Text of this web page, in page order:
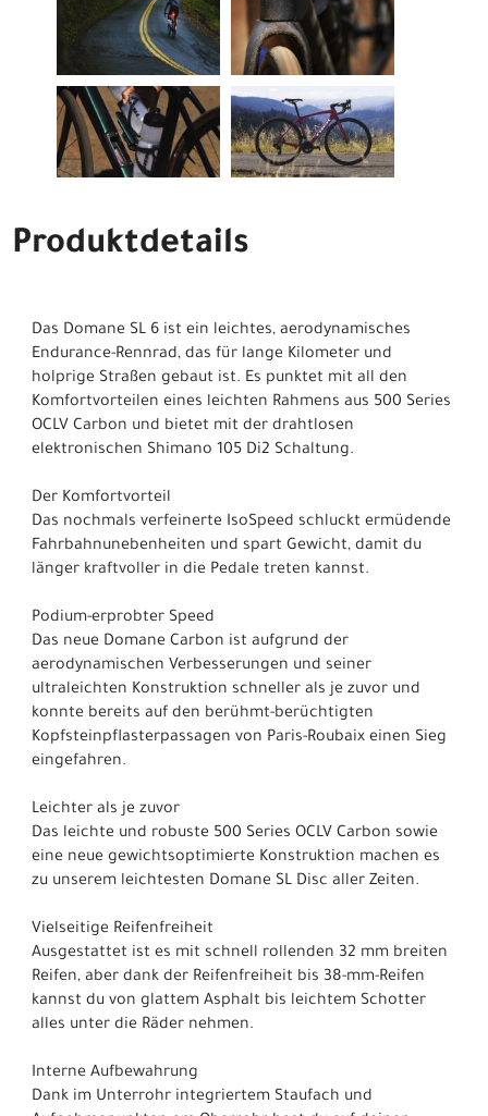
Produktdetails
Das Domane SL 6 ist ein leichtes, aerodynamisches
Endurance-Rennrad, das für lange Kilometer und
holprige Straßen gebaut ist. Es punktet mit all den
Komfortvorteilen eines leichten Rahmens aus 500 Series
OCLV Carbon und bietet mit der drahtlosen
elektronischen Shimano 105 Di2 Schaltung.
Der Komfortvorteil
Das nochmals verfeinerte IsoSpeed schluckt ermüdende
Fahrbahnunebenheiten und spart Gewicht, damit du
länger kraftvoller in die Pedale treten kannst.
Podium-erprobter Speed
Das neue Domane Carbon ist aufgrund der
aerodynamischen Verbesserungen und seiner
ultraleichten Konstruktion schneller als je zuvor und
konnte bereits auf den berühmt-berüchtigten
Kopfsteinpflasterpassagen von Paris-Roubaix einen Sieg
eingefahren.
Leichter als je zuvor
Das leichte und robuste 500 Series OCLV Carbon sowie
eine neue gewichtsoptimierte Konstruktion machen es
zu unserem leichtesten Domane SL Disc aller Zeiten.
Vielseitige Reifenfreiheit
Ausgestattet ist es mit schnell rollenden 32 mm breiten
Reifen, aber dank der Reifenfreiheit bis 38-mm-Reifen
kannst du von glattem Asphalt bis leichtem Schotter
alles unter die Räder nehmen.
Interne Aufbewahrung
Dank im Unterrohr integriertem Staufach und